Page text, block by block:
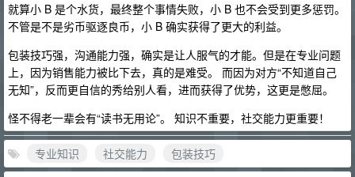
就算小 B 是个水货，最终整个事情失败，小 B 也不会受到更多惩罚。
不管是不是劣币驱逐良币，小 B 确实获得了更大的利益。
包装技巧强，沟通能力强，确实是让人服气的才能。但是在专业问题
上，因为销售能力被比下去，真的是难受。 而因为对方“不知道自己
无知”，反而更自信的秀给别人看，进而获得了优势，这更是憋屈。
怪不得老一辈会有“读书无用论”。 知识不重要，社交能力更重要！
专业知识 社交能力
包装技巧